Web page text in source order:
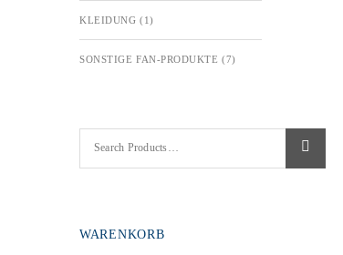
KLEIDUNG (1)
SONSTIGE FAN-PRODUKTE (7)
WARENKORB